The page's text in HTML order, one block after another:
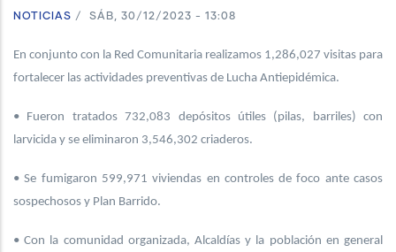
NOTICIAS / SÁB, 30/12/2023 - 13:08
En conjunto con la Red Comunitaria realizamos 1,286,027 visitas para
fortalecer las actividades preventivas de Lucha Antiepidémica.
• Fueron tratados 732,083 depósitos útiles (pilas, barriles) con
larvicida y se eliminaron 3,546,302 criaderos.
• Se fumigaron 599,971 viviendas en controles de foco ante casos
sospechosos y Plan Barrido.
• Con la comunidad organizada, Alcaldías y la población en general